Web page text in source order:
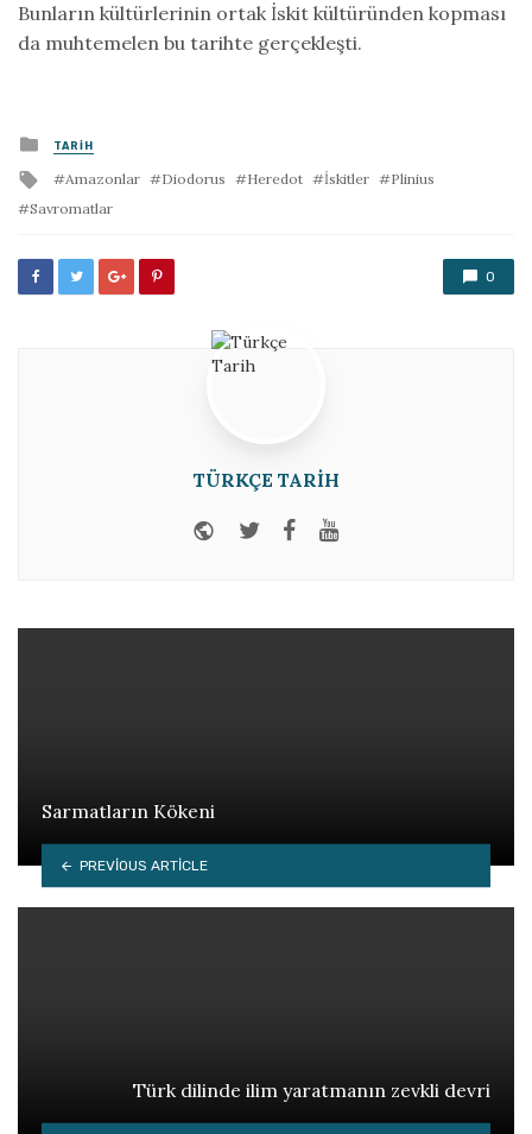
Bunların kültürlerinin ortak İskit kültüründen kopması
da muhtemelen bu tarihte gerçekleşti.
Posted
in
TARIH
Tagged
Amazonlar Diodorus Heredot İskitler
Plinius
Savromatlar
0
TÜRKÇE TARIH
Website
TwitterFacebook
Sarmatların Kökeni
PREVIOUS ARTICLE
Türk dilinde ilim yaratmanın zevkli devri